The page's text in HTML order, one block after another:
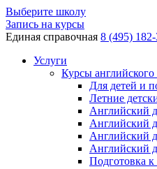
Выберите школу
Запись на курсы
Единая справочная 8 (495)
Услуги
Курсы английского
Для детей и
Летние
Английский
Английский
Английский
Английский
Подготовка